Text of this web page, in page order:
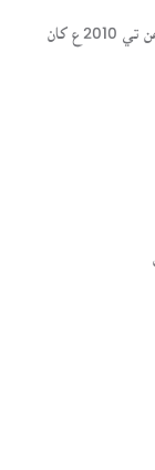
سنڌسلامت ڪتاب گهر ھڪ آن لائين لائبريري آھي، جنھن تي 2010ع کان